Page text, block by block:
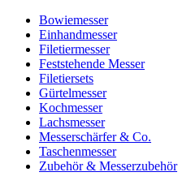
Bowiemesser
Einhandmesser
Filetiermesser
Feststehende Messer
Filetiersets
Gürtelmesser
Kochmesser
Lachsmesser
Messerschärfer & Co.
Taschenmesser
Zubehör & Messerzubehör